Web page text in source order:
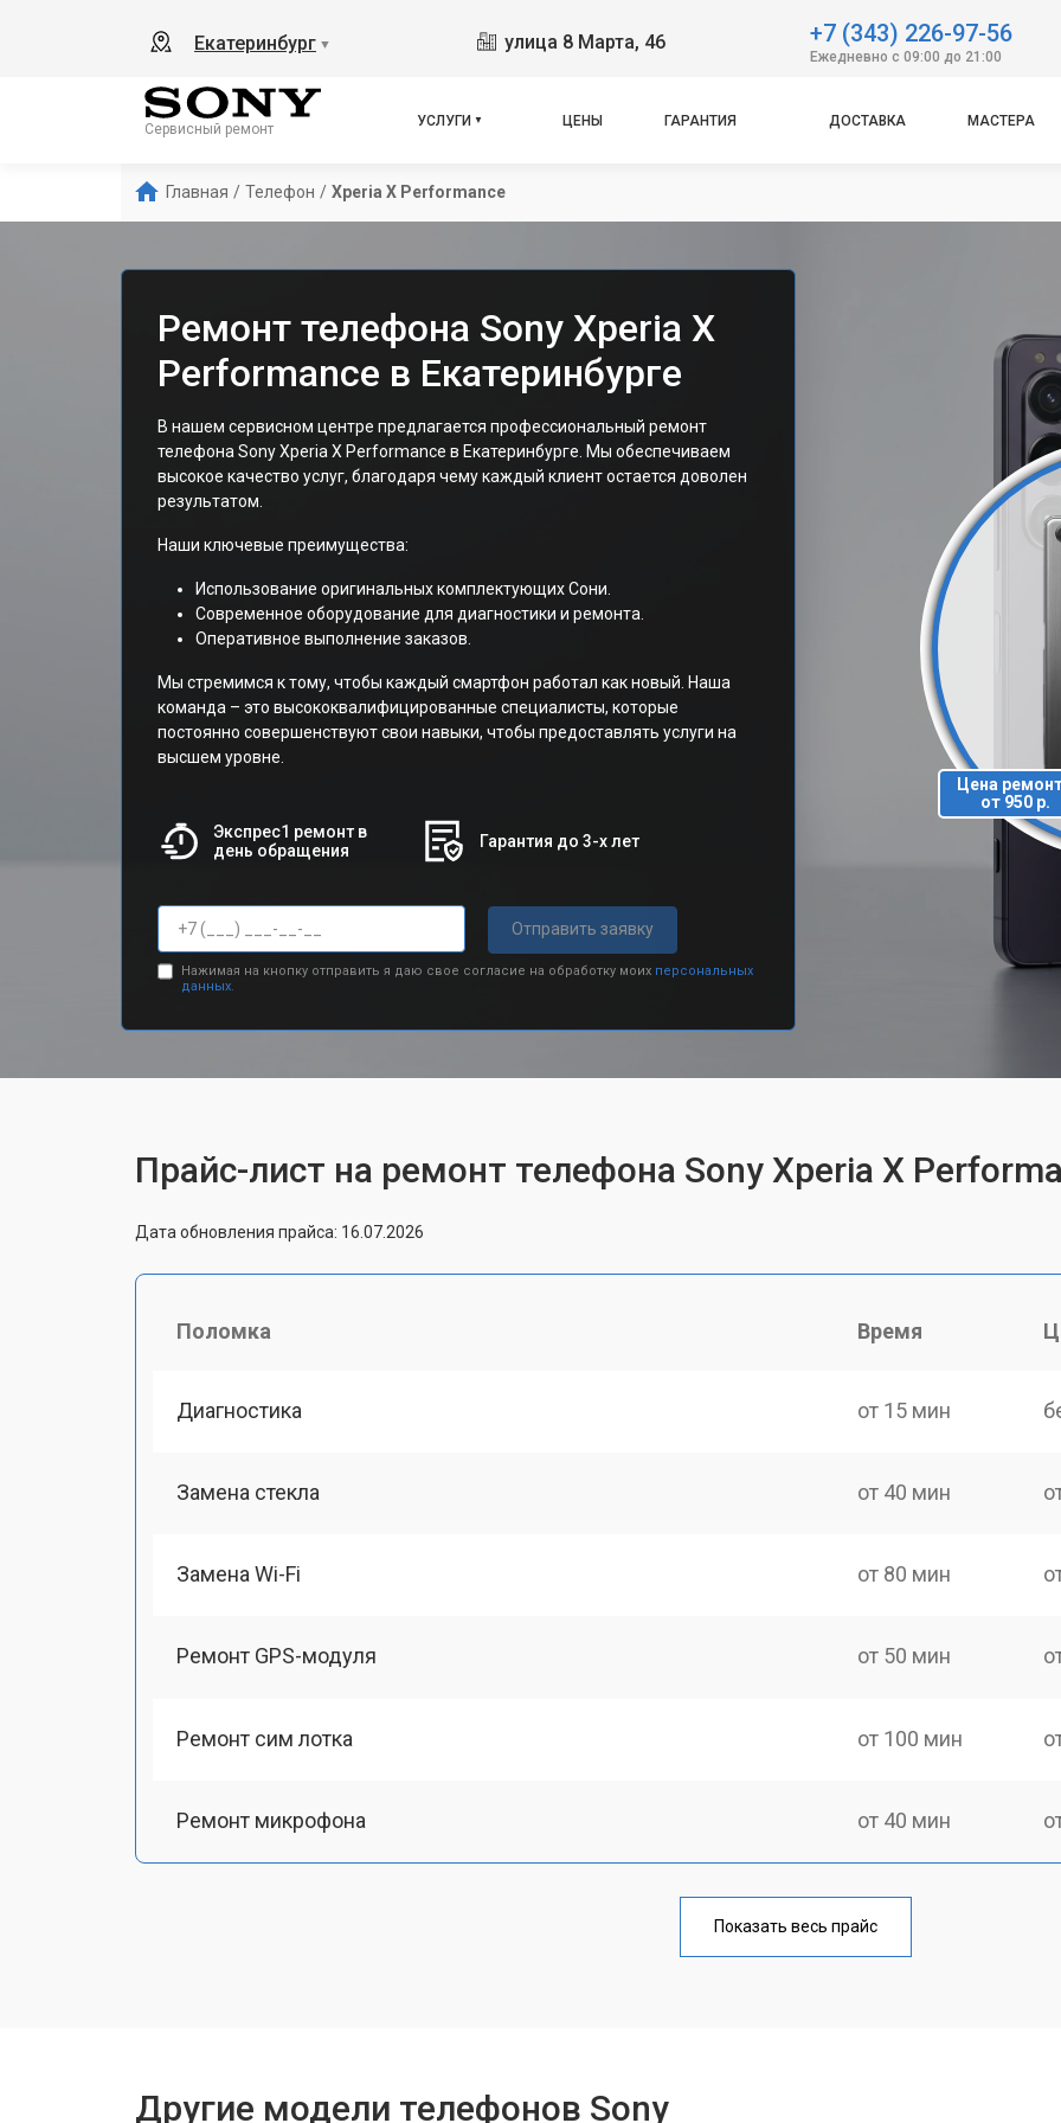
Екатеринбург ▼ улица 8 Марта, 46 +7 (343) 226-97-56
Ежедневно с 09:00 до 21:00
Сервисный ремонт
УСЛУГИ ЦЕНЫ ГАРАНТИЯ ДОСТАВКА МАСТЕРА
Главная / Телефон / Xperia X Performance
Ремонт телефона Sony Xperia X
Performance в Екатеринбурге
В нашем сервисном центре предлагается профессиональный ремонт
телефона Sony Xperia X Performance в Екатеринбурге. Мы обеспечиваем
высокое качество услуг, благодаря чему каждый клиент остается доволен
результатом.
Наши ключевые преимущества:
Использование оригинальных комплектующих Сони.
Современное оборудование для диагностики и ремонта.
Оперативное выполнение заказов.
Мы стремимся к тому, чтобы каждый смартфон работал как новый. Наша
команда – это высококвалифицированные специалисты, которые
постоянно совершенствуют свои навыки, чтобы предоставлять услуги на
высшем уровне.
Экспрес1 ремонт в
день обращения
Гарантия до 3-х лет
Отправить заявку
Нажимая на кнопку отправить я даю свое согласие на обработку моих персональных
данных.
Цена
от 950 р.
Прайс-лист на ремонт телефона Sony Xperia X
Дата обновления прайса: 16.07.2026
Поломка Время
Диагностика от 15 мин
Замена стекла от 40 мин
Замена Wi-Fi от 80 мин
Ремонт GPS-модуля от 50 мин
Ремонт сим лотка от 100 мин
Ремонт микрофона от 40 мин
от 70 мин
Показать весь прайс
Другие модели телефонов Sony